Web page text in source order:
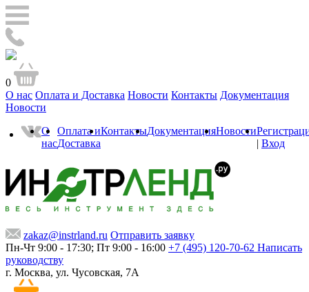
0
О нас Оплата и Доставка Новости Контакты Документация
Новости
О
нас
Оплата и
Доставка
КонтактыДокументацияНовости
| Вход
zakaz@instrland.ru Отправить заявку
Пн-Чт 9:00 - 17:30; Пт 9:00 - 16:00 +7 (495) 120-70-62 Написать
руководству
г. Москва, ул. Чусовская, 7А